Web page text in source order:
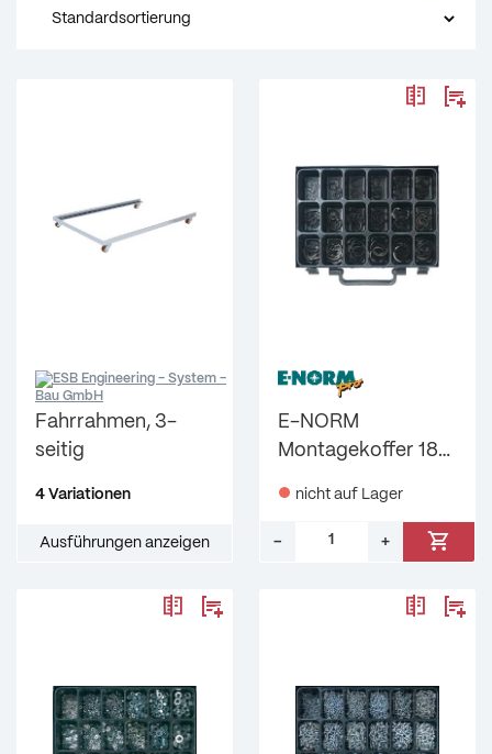
4 Variationen
Ausführungen anzeigen
Fahrrahmen, 3-
seitig
E-NORM
Montagekoffer 18
geschwärzt E-
NORMpro
nicht auf Lager
–
+